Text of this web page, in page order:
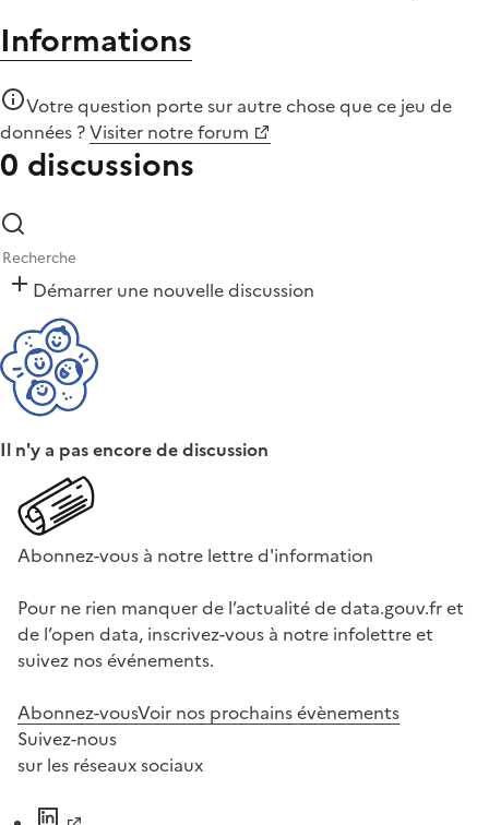
Informations
Votre question porte sur autre chose quece jeu de
données ?Visiter notre forum
0 discussions
Démarrer une nouvelle discussion
Il n'y a pas encore de discussion
Abonnez-vous à notre lettre d'information
Pour ne rien manquer de l’actualité de data.gouv.fr et
de l’open data, inscrivez-vous à notre infolettre et
suivez nos événements.
Abonnez-vousVoir nos prochains évènements
Suivez-nous
sur les réseaux sociaux